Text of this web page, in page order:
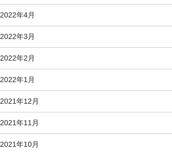
2022年4月
2022年3月
2022年2月
2022年1月
2021年12月
2021年11月
2021年10月